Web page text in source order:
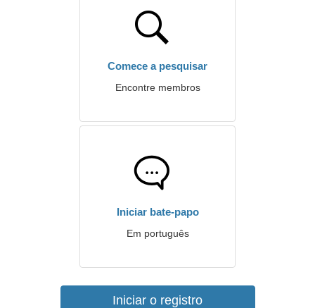
Comece a pesquisar
Encontre membros
Iniciar bate-papo
Em português
Iniciar o registro